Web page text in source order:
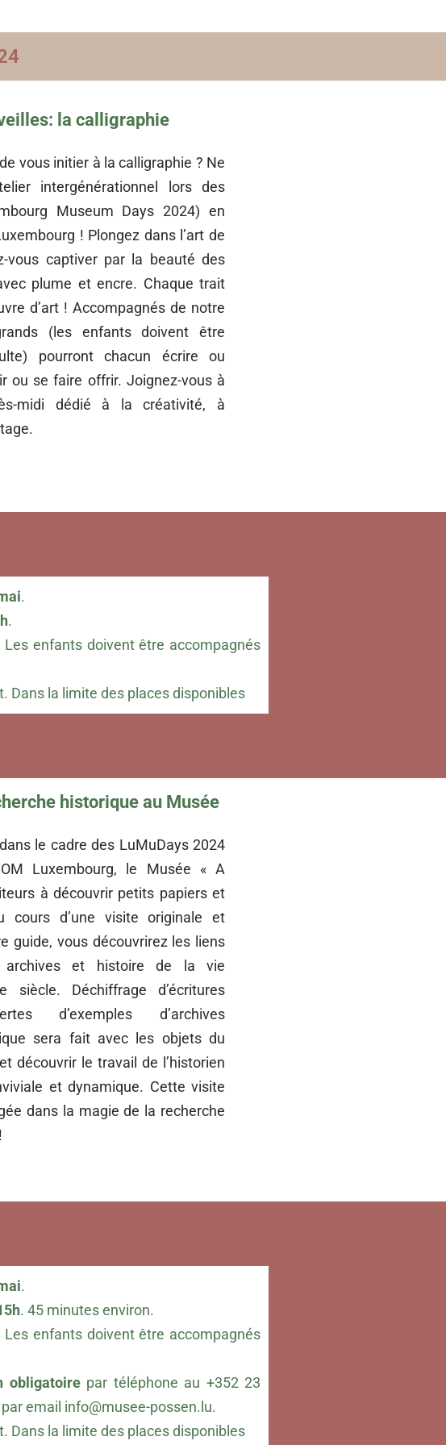
la calligraphie
vous initier à la calligraphie ? Ne
intergénérationnel lors des
Museum Days 2024) en
! Plongez dans l’art de
vous captiver par la beauté des
plume et encre. Chaque trait
d’art ! Accompagnés de notre
(les enfants doivent être
pourront chacun écrire ou
ou se faire offrir. Joignez-vous à
midi dédié à la créativité, à
.
.
Les enfants doivent être accompagnés
Dans la limite des places disponibles
historique au Musée
le cadre des LuMuDays 2024
Luxembourg, le Musée « A
à découvrir petits papiers et
cours d’une visite originale et
guide, vous découvrirez les liens
archives et histoire de la vie
siècle. Déchiffrage d’écritures
d’exemples d’archives
sera fait avec les objets du
découvrir le travail de l’historien
et dynamique. Cette visite
dans la magie de la recherche
.
. 45 minutes environ.
Les enfants doivent être accompagnés
obligatoirepar téléphone au +352 23
email info@musee-possen.lu.
Dans la limite des places disponibles